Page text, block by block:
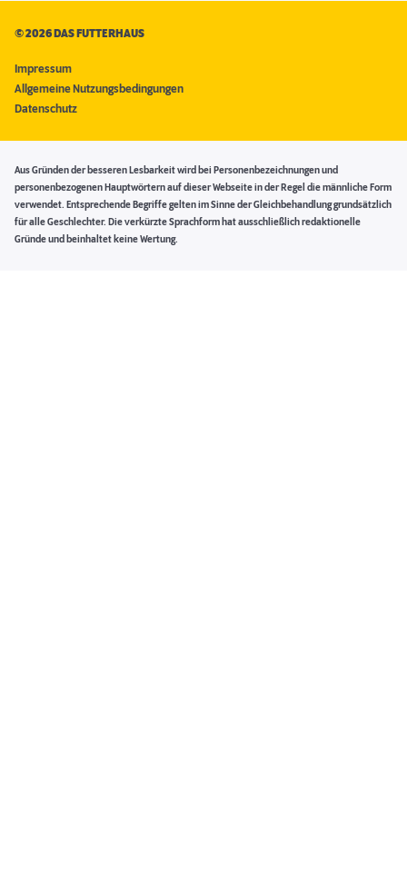
©2026 DAS FUTTERHAUS
Impressum
Allgemeine Nutzungsbedingungen
Datenschutz
Aus Gründen der besseren Lesbarkeit wird bei Personenbezeichnungen und
personenbezogenen Hauptwörtern auf dieser Webseite in der Regel die männliche Form
verwendet. Entsprechende Begriffe gelten im Sinne der Gleichbehandlung grundsätzlich
für alle Geschlechter. Die verkürzte Sprachform hat ausschließlich redaktionelle
Gründe und beinhaltet keine Wertung.